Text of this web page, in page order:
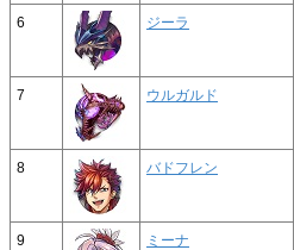
6 ジーラ
7 ウルガルド
8 バドフレン
9 ミーナ